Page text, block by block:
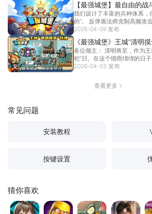
【最强城堡】最自由的战
我们设计了丰富的兵种体系，
的”。 反弹盾法师克制高频攻
兵... [详情]
2026-04-09 发布
《最强城堡》王城“清明
绵，脑洞不掉线！
各位领主： 清明将至，作为
祀”日。在这个细雨绵绵的日
都收... [详情]
2026-04-03 发布
查看更多
常见问题
安装教程
按键设置
猜你喜欢
明日方舟 部落冲突 植物大战僵尸2
永远的